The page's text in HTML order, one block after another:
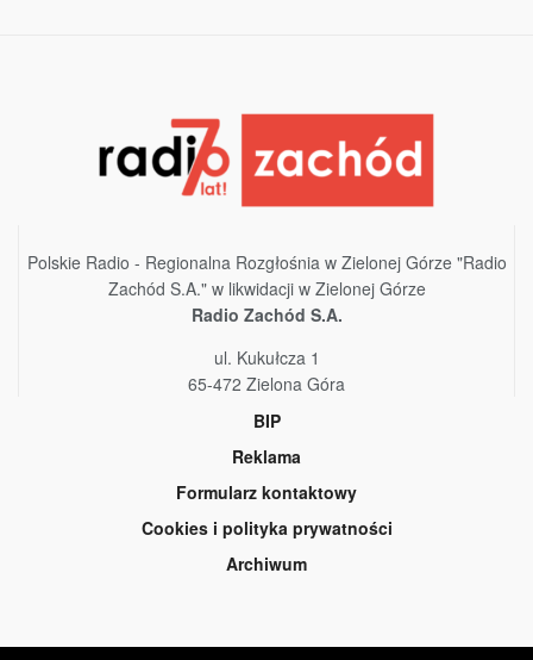
Polskie Radio - Regionalna Rozgłośnia w Zielonej Górze "Radio
Zachód S.A." w likwidacji w Zielonej Górze
Radio Zachód S.A.
ul. Kukułcza 1
65-472 Zielona Góra
BIP
Reklama
Formularz kontaktowy
Cookies i polityka prywatności
Archiwum